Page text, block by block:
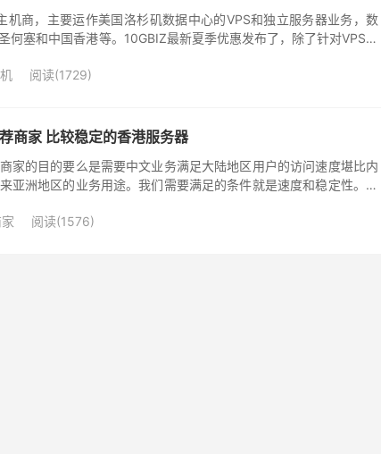
商，主要运作美国洛杉矶数据中心的VPS和独立服务器业务，数
何塞和中国香港等。10GBIZ最新夏季优惠发布了，除了针对VPS主
阅读(1729)
商家 比较稳定的香港服务器
家的目的要么是需要中文业务满足大陆地区用户的访问速度堪比内
亚洲地区的业务用途。我们需要满足的条件就是速度和稳定性。但
阅读(1576)